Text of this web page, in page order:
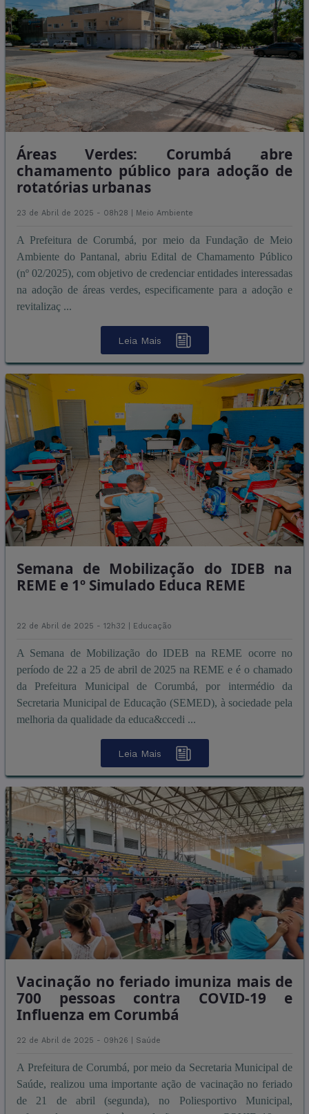
Áreas Verdes: Corumbá abre
chamamento público para adoção de
rotatórias urbanas
23 de Abril de 2025 - 08h28 | Meio Ambiente
A Prefeitura de Corumbá, por meio da Fundação de Meio
Ambiente do Pantanal, abriu Edital de Chamamento Público
(nº 02/2025), com objetivo de credenciar entidades interessadas
na adoção de áreas verdes, especificamente para a adoção e
revitalizaç ...
Leia Mais
Semana de Mobilização do IDEB na
REME e 1º Simulado Educa REME
22 de Abril de 2025 - 12h32 | Educação
A Semana de Mobilização do IDEB na REME ocorre no
período de 22 a 25 de abril de 2025 na REME e é o chamado
da Prefeitura Municipal de Corumbá, por intermédio da
Secretaria Municipal de Educação (SEMED), à sociedade pela
melhoria da qualidade da educa&ccedi ...
Leia Mais
Vacinação no feriado imuniza mais de
700 pessoas contra COVID-19 e
Influenza em Corumbá
22 de Abril de 2025 - 09h26 | Saúde
A Prefeitura de Corumbá, por meio da Secretaria Municipal de
Saúde, realizou uma importante ação de vacinação no feriado
de 21 de abril (segunda), no Poliesportivo Municipal,